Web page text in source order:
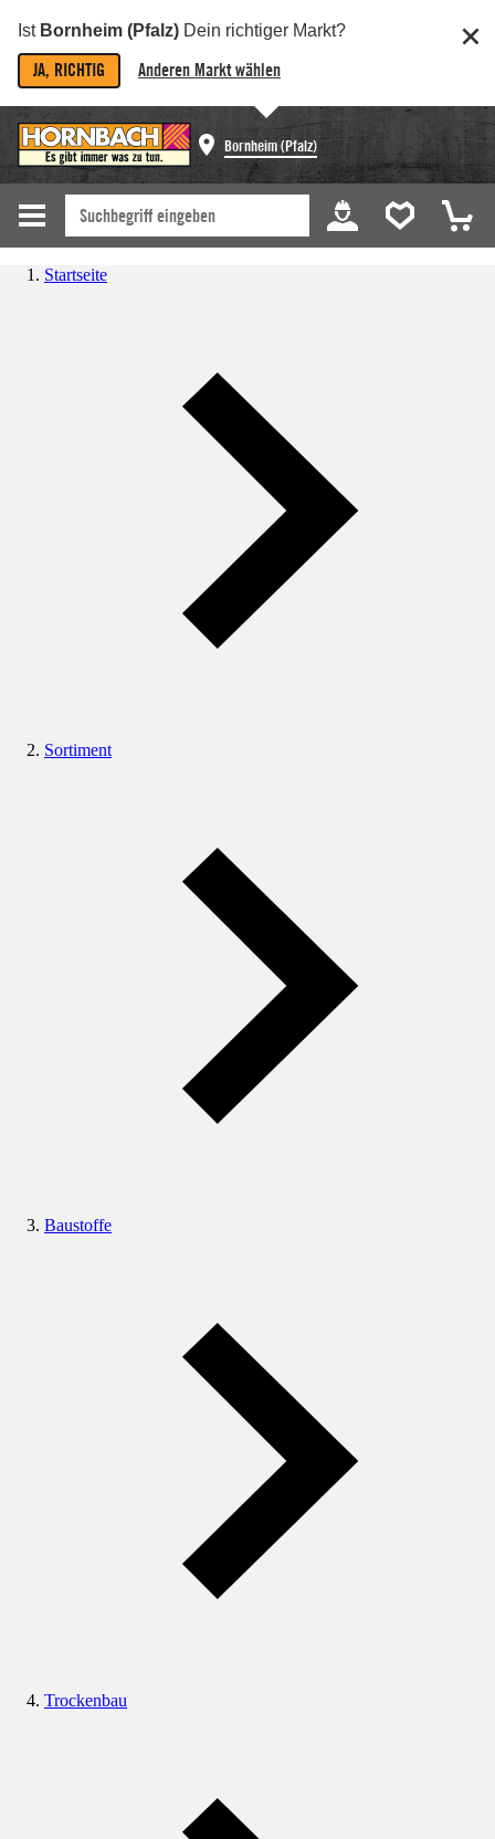
Ist Bornheim (Pfalz) Dein richtiger Markt?
JA, RICHTIG Anderen Markt wählen
Bornheim (Pfalz)
Startseite
Sortiment
Baustoffe
Trockenbau